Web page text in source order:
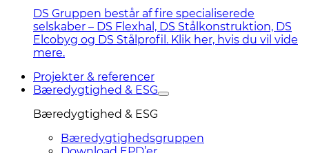
DS Gruppen består af fire specialiserede
selskaber – DS Flexhal, DS Stålkonstruktion, DS
Elcobyg og DS Stålprofil. Klik her, hvis du vil vide
mere.
Projekter & referencer
Bæredygtighed & ESG
Bæredygtighed & ESG
Bæredygtighedsgruppen